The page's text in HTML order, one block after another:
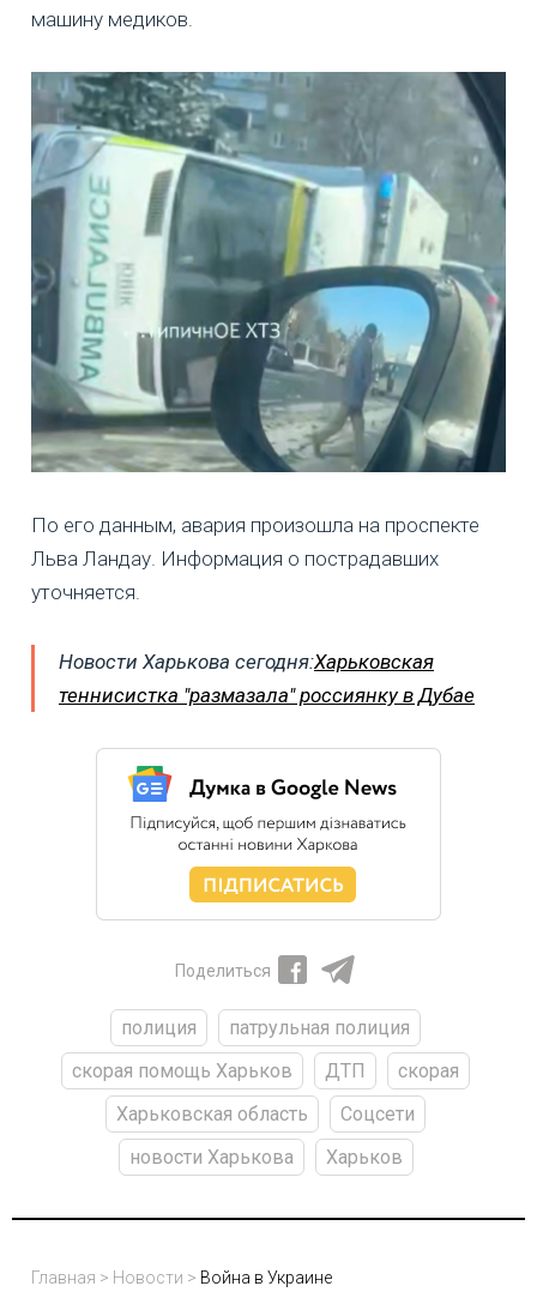
машину медиков.
По его данным, авария произошла на проспекте
Льва Ландау. Информация о пострадавших
уточняется.
Новости Харькова сегодня:Харьковская
теннисистка "размазала" россиянку в Дубае
Поделиться
полиция
патрульная полиция
скорая помощь Харьков
ДТП
скорая
Харьковская область
Соцсети
новости Харькова
Харьков
Главная > Новости > Война в Украине